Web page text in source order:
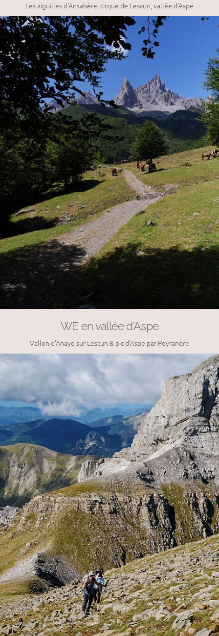
Les aiguilles d'Ansabère, cirque de Lescun, vallée d'Aspe
WE en vallée d'Aspe
Vallon d'Anaye sur Lescun & pic d'Aspe par Peyranère